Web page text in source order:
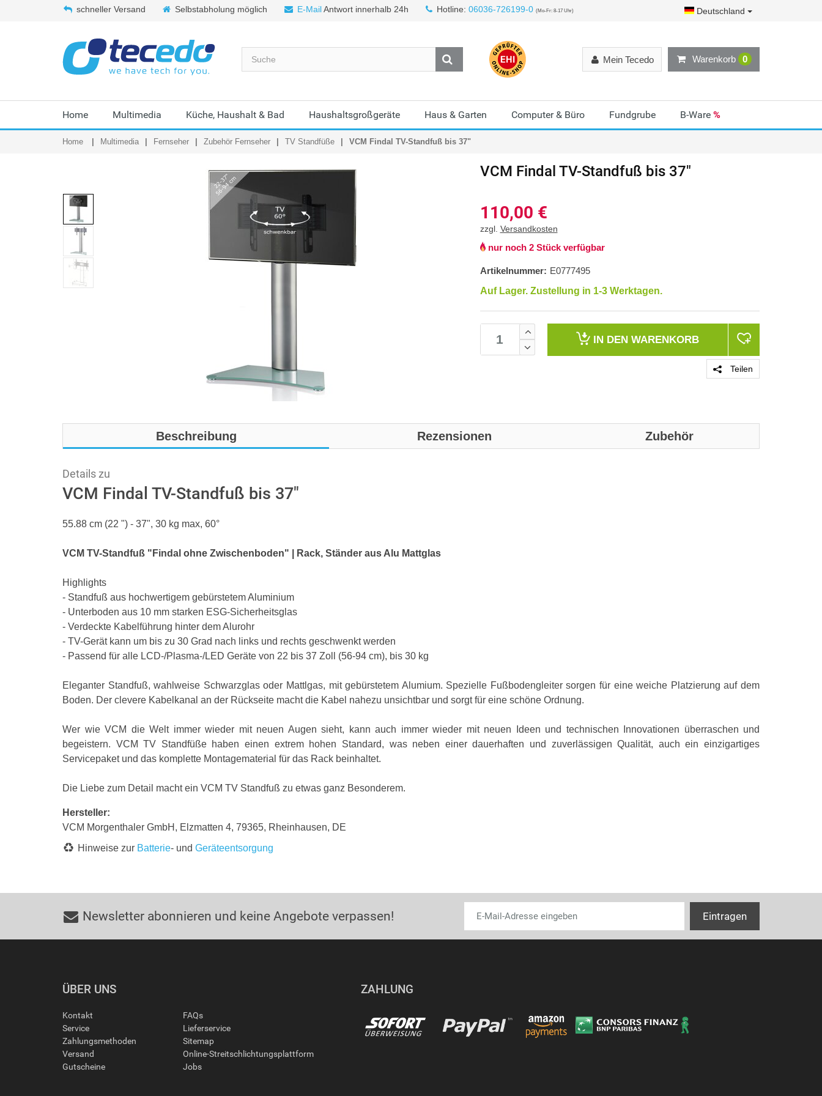
schneller Versand Selbstabholung möglich E-MailAntwort innerhalb 24h Hotline: 06036-726199-0 (Mo-Fr: 8-17 Uhr) Deutschland
Warenkorb 0
Mein Tecedo
Home Multimedia Küche, Haushalt & Bad Haushaltsgroßgeräte Haus & Garten Computer & Büro Fundgrube B-Ware %
Home Multimedia Fernseher Zubehör Fernseher TV Standfüße VCM Findal TV-Standfuß bis 37"
VCM Findal TV-Standfuß bis 37"
110,00 €
zzgl. Versandkosten
nur noch 2 Stück verfügbar
Artikelnummer: E0777495
Auf Lager. Zustellung in 1-3 Werktagen.
IN DEN WARENKORB
Teilen
Beschreibung Rezensionen Zubehör
Details zu
VCM Findal TV-Standfuß bis 37"
55.88 cm (22 ") - 37", 30 kg max, 60°
VCM TV-Standfuß "Findal ohne Zwischenboden" | Rack, Ständer aus Alu Mattglas
Highlights
- Standfuß aus hochwertigem gebürstetem Aluminium
- Unterboden aus 10 mm starken ESG-Sicherheitsglas
- Verdeckte Kabelführung hinter dem Alurohr
- TV-Gerät kann um bis zu 30 Grad nach links und rechts geschwenkt werden
- Passend für alle LCD-/Plasma-/LED Geräte von 22 bis 37 Zoll (56-94 cm), bis 30 kg
Eleganter Standfuß, wahlweise Schwarzglas oder Mattlgas, mit gebürstetem Alumium. Spezielle Fußbodengleiter sorgen für eine weiche Platzierung auf dem
Boden. Der clevere Kabelkanal an der Rückseite macht die Kabel nahezu unsichtbar und sorgt für eine schöne Ordnung.
Wer wie VCM die Welt immer wieder mit neuen Augen sieht, kann auch immer wieder mit neuen Ideen und technischen Innovationen überraschen und
begeistern. VCM TV Standfüße haben einen extrem hohen Standard, was neben einer dauerhaften und zuverlässigen Qualität, auch ein einzigartiges
Servicepaket und das komplette Montagematerial für das Rack beinhaltet.
Die Liebe zum Detail macht ein VCM TV Standfuß zu etwas ganz Besonderem.
Hersteller:
VCM Morgenthaler GmbH, Elzmatten 4, 79365, Rheinhausen, DE
Hinweise zur Batterie- und Geräteentsorgung
Newsletter abonnieren und keine Angebote verpassen!
ÜBER UNS
Kontakt
Service
Zahlungsmethoden
Versand
Gutscheine
FAQs
Lieferservice
Sitemap
Online-Streitschlichtungsplattform
Jobs
ZAHLUNG